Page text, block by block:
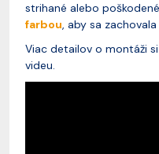
strihané alebo
farbou, aby sa
Viac detailov o montáži
videu.